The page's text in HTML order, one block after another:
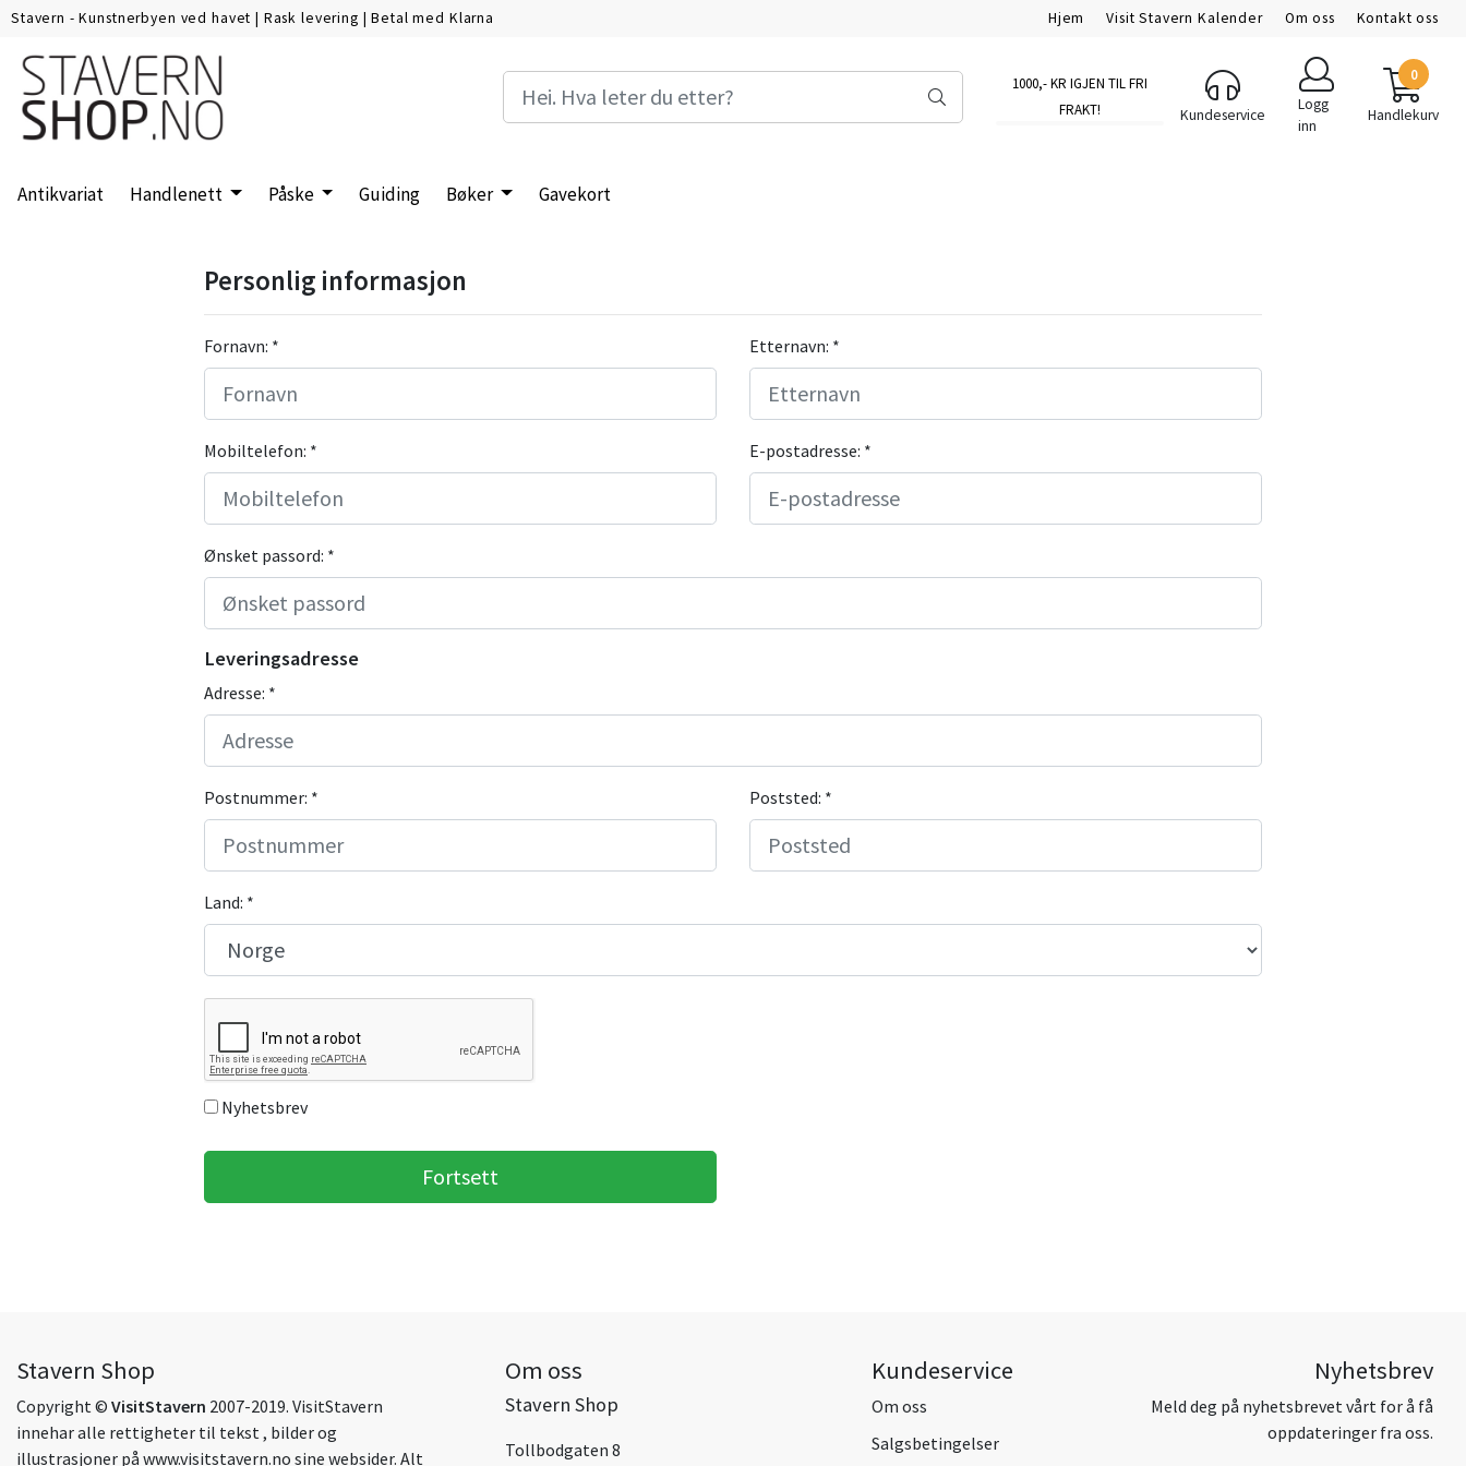
Stavern - Kunstnerbyen ved havet | Rask levering |Betal med Klarna Hjem Visit Stavern Kalender Om oss Kontakt oss
1000,- KR IGJEN TIL FRI
FRAKT!
Kundeservice
Logg
inn
0
Handlekurv
Antikvariat Handlenett Påske Guiding Bøker Gavekort
Personlig informasjon
Fornavn: * Etternavn: *
Mobiltelefon: * E-postadresse: *
Ønsket passord: *
Leveringsadresse
Adresse: *
Postnummer: * Poststed: *
Land: *
Nyhetsbrev
Stavern Shop
Copyright © VisitStavern 2007-2019. VisitStavern
innehar alle rettigheter til tekst , bilder og
illustrasjoner på www.visitstavern.no sine websider. Alt
Om oss
Stavern Shop
Tollbodgaten 8
Kundeservice
Om oss
Salgsbetingelser
Nyhetsbrev
Meld deg på nyhetsbrevet vårt for å få
oppdateringer fra oss.